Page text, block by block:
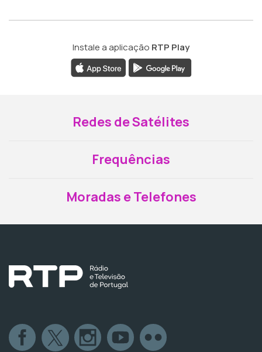
Instale a aplicação RTP Play
Redes de Satélites
Frequências
Moradas e Telefones